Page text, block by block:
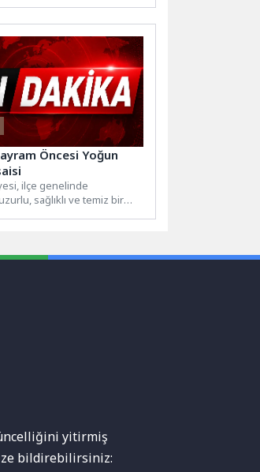
Öncesi Yoğun
ilçe genelinde
sağlıklı ve temiz bir
yitirmiş
bildirebilirsiniz: